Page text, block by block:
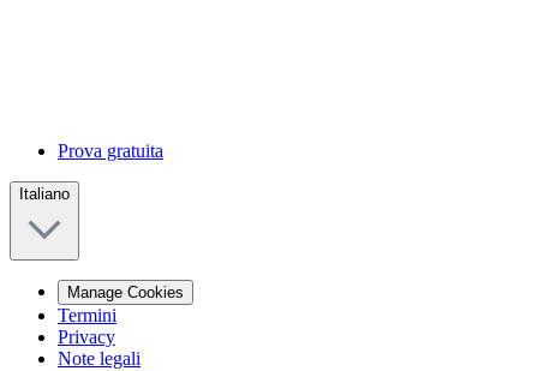
Prova gratuita
Italiano
Manage Cookies
Termini
Privacy
Note legali